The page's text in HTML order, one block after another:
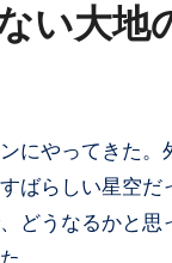
い大地
にやってきた。
ばらしい星空だ
どうなるかと思
。